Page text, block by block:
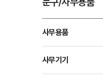
사무용품
사무기기